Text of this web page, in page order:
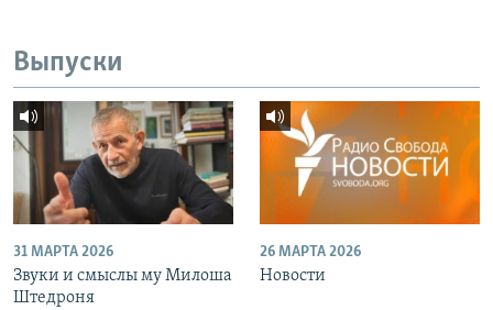
Выпуски
31 МАРТА 2026
Звуки и смыслы му Милоша
Штедроня
26 МАРТА 2026
Новости